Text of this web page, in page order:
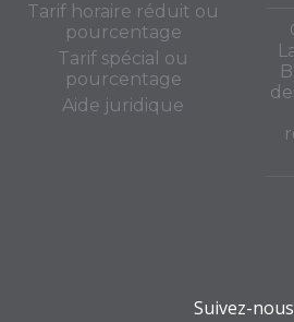
Tarif horaire réduit ou
pourcentage
Tarif spécial ou
pourcentage
Aide juridique
Suivez-nous